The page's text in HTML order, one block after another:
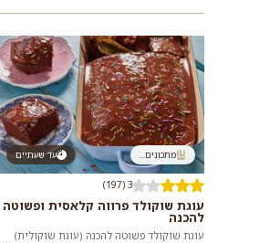
עד שעתיים מתכונים...
3 (197)
עוגת שוקולד פרווה קלאסית ופשוטה
להכנה
עוגת שוקולד פשוטה להכנה (עוגת שוקולית)